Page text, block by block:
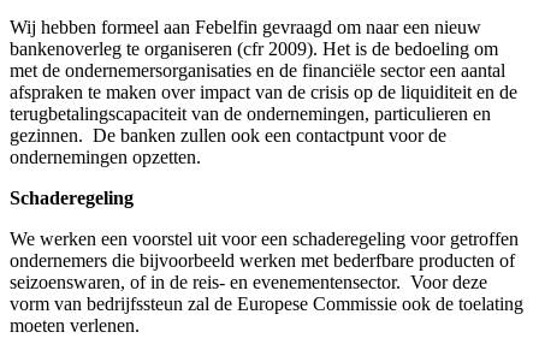
Wij hebben formeel aan Febelfin gevraagd om naar een nieuw
bankenoverleg te organiseren (cfr 2009). Het is de bedoeling om
met de ondernemersorganisaties en de financiële sector een aantal
afspraken te maken over impact van de crisis op de liquiditeit en de
terugbetalingscapaciteit van de ondernemingen, particulieren en
gezinnen. De banken zullen ook een contactpunt voor de
ondernemingen opzetten.
Schaderegeling
We werken een voorstel uit voor een schaderegeling voor getroffen
ondernemers die bijvoorbeeld werken met bederfbare producten of
seizoenswaren, of in de reis- en evenementensector. Voor deze
vorm van bedrijfssteun zal de Europese Commissie ook de toelating
moeten verlenen.